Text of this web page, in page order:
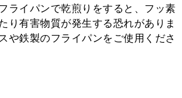
ライパンで乾煎りをすると、フッ素
り有害物質が発生する恐れがありま
や鉄製のフライパンをご使用くださ